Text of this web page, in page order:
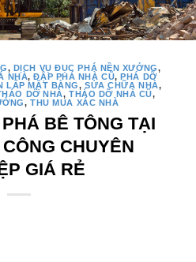
, DỊCH VỤ ĐỤC PHÁ NỀN XƯỞNG,
NHÀ,ĐẬP PHÁ NHÀ CŨ,PHÁ DỠ
LẤP MẶT BẰNG, SỬA CHỮA NHÀ,
DỠ NHÀ,THÁO DỠ NHÀ CŨ,
,THU MUA XÁC NHÀ
BÊ TÔNG TẠI
CHUYÊN
GIÁ RẺ